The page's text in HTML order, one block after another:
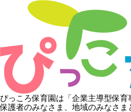
ぴっころ保育園は「企業主導型保育
保護者のみなさま、地域のみなさま